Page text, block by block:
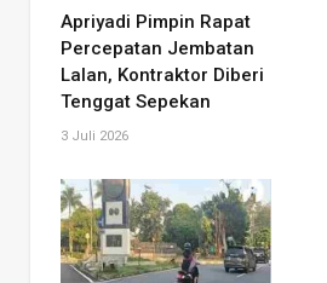
Apriyadi Pimpin Rapat
Percepatan Jembatan
Lalan, Kontraktor Diberi
Tenggat Sepekan
3 Juli 2026